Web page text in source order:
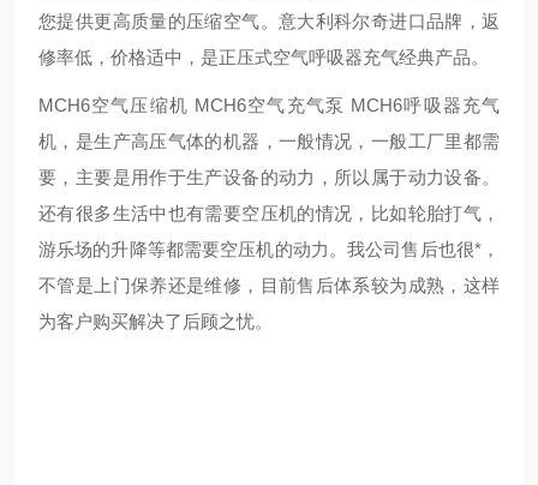
您提供更高质量的压缩空气。意大利科尔奇进口品牌，返
修率低，价格适中，是正压式空气呼吸器充气经典产品。
MCH6空气压缩机 MCH6空气充气泵 MCH6呼吸器充气
机，是生产高压气体的机器，一般情况，一般工厂里都需
要，主要是用作于生产设备的动力，所以属于动力设备。
还有很多生活中也有需要空压机的情况，比如轮胎打气，
游乐场的升降等都需要空压机的动力。我公司售后也很*，
不管是上门保养还是维修，目前售后体系较为成熟，这样
为客户购买解决了后顾之忧。